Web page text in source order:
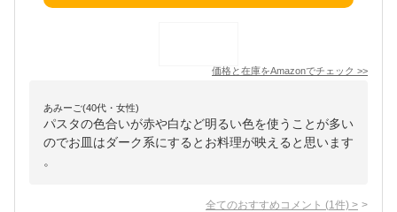
価格と在庫をAmazonでチェック >>
あみーご(40代・女性)
パスタの色合いが赤や白など明るい色を使うことが多い
のでお皿はダーク系にするとお料理が映えると思います
。
全てのおすすめコメント (1 件) >